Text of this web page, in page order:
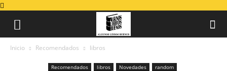
Inicio Recomendados libros
Recomendados libros Novedades random